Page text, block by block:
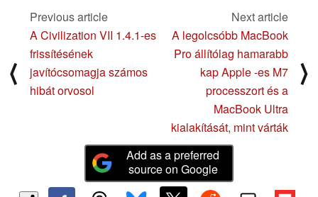
⟨
Previous article
A Civilization VII 1.4.1-es
frissítésének
javítócsomagja számos
hibát orvosol
Next article
A legolcsóbb MacBook
Pro állítólag hamarabb
kap Apple -es M7
processzort és a
MacBook Ultra
kialakítását, mint várták
⟩
Add as a preferred
source on Google